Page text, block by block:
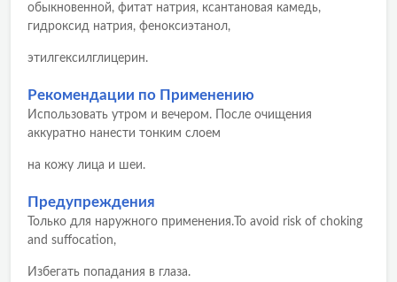
обыкновенной, фитат натрия, ксантановая камедь,
гидроксид натрия, феноксиэтанол,
этилгексилглицерин.
Рекомендации по Применению
Использовать утром и вечером. После очищения
аккуратно нанести тонким слоем
на кожу лица и шеи.
Предупреждения
Только для наружного применения.To avoid risk of choking
and suffocation,
Избегать попадания в глаза.